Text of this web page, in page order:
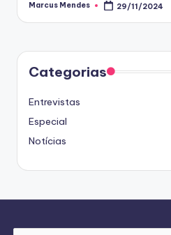
Posted
Marcus Mendes 29/11/2024
Categorias
Entrevistas
Especial
Notícias